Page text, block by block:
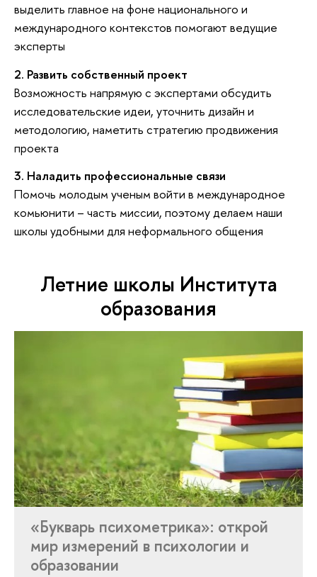
выделить главное на фоне национального и
международного контекстов помогают ведущие
эксперты
2. Развить собственный проект
Возможность напрямую с экспертами обсудить
исследовательские идеи, уточнить дизайн и
методологию, наметить стратегию продвижения
проекта
3. Наладить профессиональные связи
Помочь молодым ученым войти в международное
комьюнити – часть миссии, поэтому делаем наши
школы удобными для неформального общения
Летние школы Института
образования
«Букварь психометрика»: открой
мир измерений в психологии и
образовании